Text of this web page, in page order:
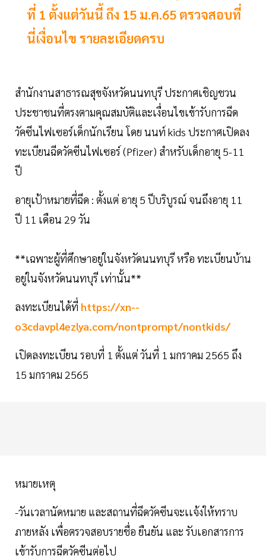
ที่ 1 ตั้งแต่วันนี้ ถึง 15 ม.ค.65 ตรวจสอบที่
นี่เงื่อนไข รายละเอียดครบ
สำนักงานสาธารณสุขจังหวัดนนทบุรี ประกาศเชิญชวน
ประชาชนที่ตรงตามคุณสมบัติและเงื่อนไขเข้ารับการฉีด
วัคซีนไฟเซอร์เด็กนักเรียน โดย นนท์ kids ประกาศเปิดลง
ทะเบียนฉีดวัคซีนไฟเซอร์ (Pfizer) สำหรับเด็กอายุ 5-11
ปี
อายุเป้าหมายที่ฉีด : ตั้งแต่ อายุ 5 ปีบริบูรณ์ จนถึงอายุ 11
ปี 11 เดือน 29 วัน
**เฉพาะผู้ที่ศึกษาอยู่ในจังหวัดนนทบุรี หรือ ทะเบียนบ้าน
อยู่ในจังหวัดนนทบุรี เท่านั้น**
ลงทะเบียนได้ที่ https://xn--
o3cdavpl4ezlya.com/nontprompt/nontkids/
เปิดลงทะเบียน รอบที่ 1 ตั้งแต่ วันที่ 1 มกราคม 2565 ถึง
15 มกราคม 2565
หมายเหตุ
-วันเวลานัดหมาย และสถานที่ฉีดวัคซีนจะเเจ้งให้ทราบ
ภายหลัง เพื่อตรวจสอบรายชื่อ ยืนยัน และ รับเอกสารการ
เข้ารับการฉีดวัคซีนต่อไป